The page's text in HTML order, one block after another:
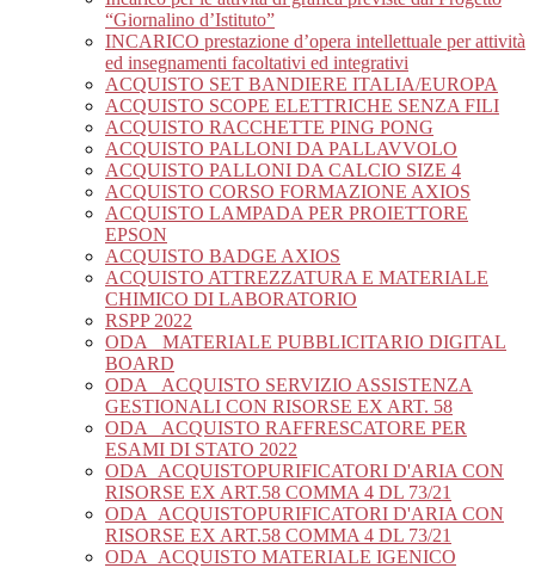
“Giornalino d’Istituto”
INCARICO prestazione d’opera intellettuale per attività
ed insegnamenti facoltativi ed integrativi
ACQUISTO SET BANDIERE ITALIA/EUROPA
ACQUISTO SCOPE ELETTRICHE SENZA FILI
ACQUISTO RACCHETTE PING PONG
ACQUISTO PALLONI DA PALLAVVOLO
ACQUISTO PALLONI DA CALCIO SIZE 4
ACQUISTO CORSO FORMAZIONE AXIOS
ACQUISTO LAMPADA PER PROIETTORE
EPSON
ACQUISTO BADGE AXIOS
ACQUISTO ATTREZZATURA E MATERIALE
CHIMICO DI LABORATORIO
RSPP 2022
ODA_ MATERIALE PUBBLICITARIO DIGITAL
BOARD
ODA_ ACQUISTO SERVIZIO ASSISTENZA
GESTIONALI CON RISORSE EX ART. 58
ODA_ ACQUISTO RAFFRESCATORE PER
ESAMI DI STATO 2022
ODA_ACQUISTOPURIFICATORI D'ARIA CON
RISORSE EX ART.58 COMMA 4 DL 73/21
ODA_ACQUISTOPURIFICATORI D'ARIA CON
RISORSE EX ART.58 COMMA 4 DL 73/21
ODA_ACQUISTO MATERIALE IGENICO